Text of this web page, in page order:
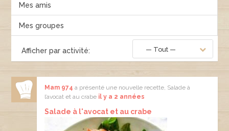
Mes amis
Mes groupes
Afficher par activité: — Tout —
Mam 974 a présenté une nouvelle recette, Salade à
l’avocat et au crabe il y a 2 années
Salade à l'avocat et au crabe